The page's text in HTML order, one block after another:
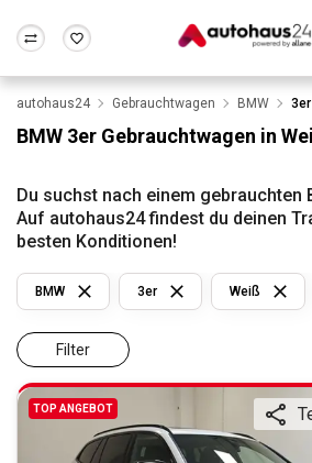
Wir bewerten dein Auto
Alle Fragen &
Rund um die
Frankfurt Wuppertal
autohaus24 Gebrauchtwagen BMW 3er
BMW 3er Gebrauchtwagen in
Du suchst nach einem gebrauchten
Auf autohaus24 findest du deinen
besten Konditionen!
Filter
BMW 3er Weiß
TOP ANGEBOT